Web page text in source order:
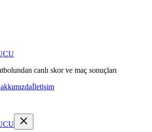
canlı skor ve maç sonuçları
İletişim